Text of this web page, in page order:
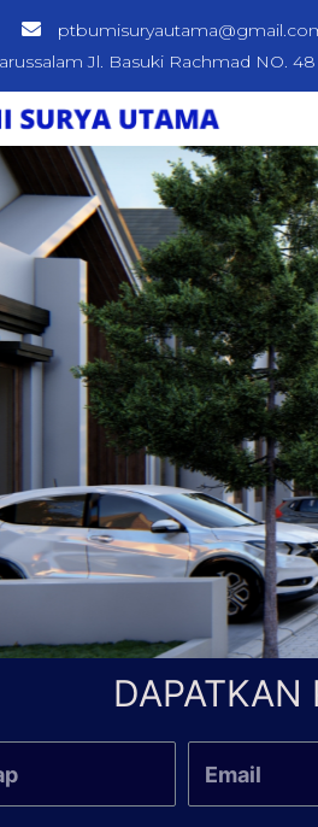
Jl. Basuki Rachmad NO. 48
DAPATKAN